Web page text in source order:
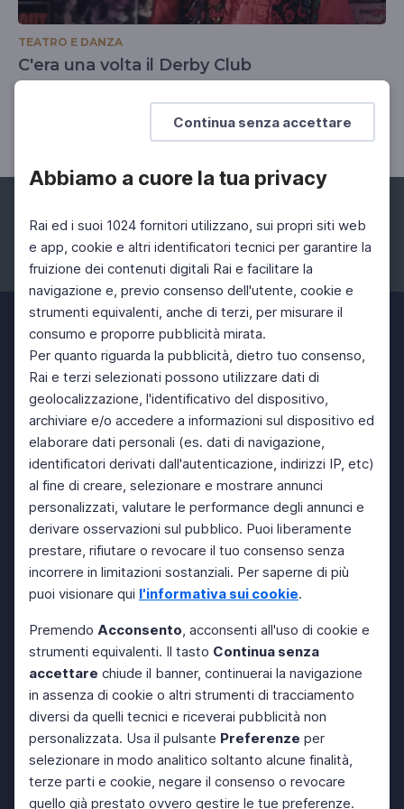
Continua senza accettare
Abbiamo a cuore la tua privacy
Rai ed i suoi 1024 fornitori utilizzano, sui propri siti web
e app, cookie e altri identificatori tecnici per garantire la
fruizione dei contenuti digitali Rai e facilitare la
navigazione e, previo consenso dell'utente, cookie e
strumenti equivalenti, anche di terzi, per misurare il
consumo e proporre pubblicità mirata.
Per quanto riguarda la pubblicità, dietro tuo consenso,
Rai e terzi selezionati possono utilizzare dati di
geolocalizzazione, l'identificativo del dispositivo,
archiviare e/o accedere a informazioni sul dispositivo ed
elaborare dati personali (es. dati di navigazione,
identificatori derivati dall'autenticazione, indirizzi IP, etc)
al fine di creare, selezionare e mostrare annunci
personalizzati, valutare le performance degli annunci e
derivare osservazioni sul pubblico. Puoi liberamente
prestare, rifiutare o revocare il tuo consenso senza
incorrere in limitazioni sostanziali. Per saperne di più
puoi visionare qui l'informativa sui cookie.
Premendo Acconsento, acconsenti all'uso di cookie e
strumenti equivalenti. Il tasto Continua senza
accettare chiude il banner, continuerai la navigazione
in assenza di cookie o altri strumenti di tracciamento
diversi da quelli tecnici e riceverai pubblicità non
personalizzata. Usa il pulsante Preferenze per
selezionare in modo analitico soltanto alcune finalità,
terze parti e cookie, negare il consenso o revocare
quello già prestato ovvero gestire le tue preferenze.
TEATRO E DANZA
C'era una volta il Derby Club
della comicità italiana
Facebook Instagram Twitter